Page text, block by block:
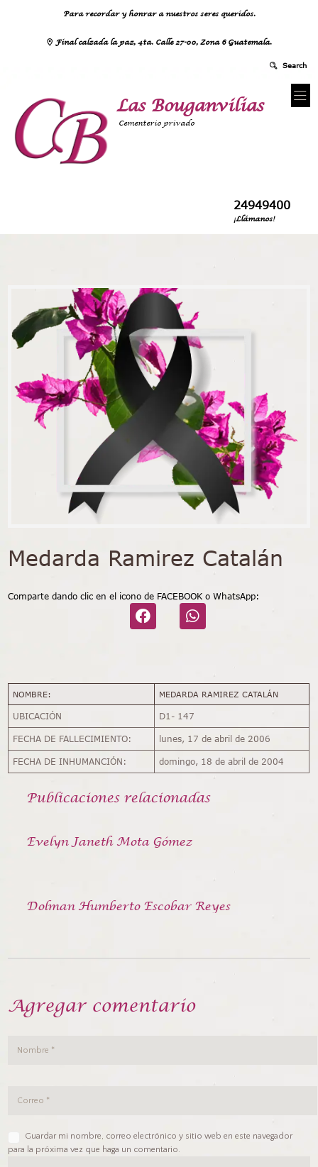
Para recordar y honrar a nuestros seres queridos.
Final calzada la paz, 4ta. Calle 27-00, Zona 6 Guatemala.
Las Bouganvilias
Cementerio privado
24949400
¡Llámanos!
Medarda Ramirez Catalán
Comparte dando clic en el icono de FACEBOOK o WhatsApp:
NOMBRE: MEDARDA RAMIREZ CATALÁN
UBICACIÓN D1- 147
FECHA DE FALLECIMIENTO: lunes, 17 de abril de 2006
FECHA DE INHUMANCIÓN: domingo, 18 de abril de 2004
Publicaciones relacionadas
Evelyn Janeth Mota Gómez
Dolman Humberto Escobar Reyes
Agregar comentario
Guardar mi nombre, correo electrónico y sitio web en este navegador
para la próxima vez que haga un comentario.